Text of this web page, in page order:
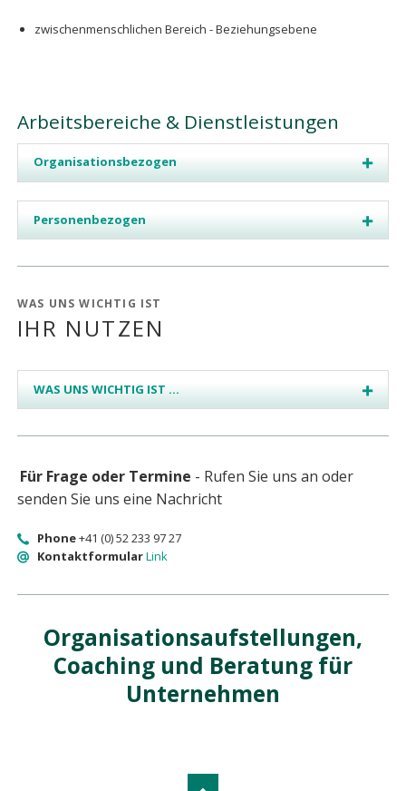
zwischenmenschlichen Bereich - Beziehungsebene
Arbeitsbereiche & Dienstleistungen
Organisationsbezogen
Personenbezogen
WAS UNS WICHTIG IST
IHR NUTZEN
WAS UNS WICHTIG IST ...
Für Frage oder Termine - Rufen Sie uns an oder
senden Sie uns eine Nachricht
Phone+41 (0) 52 233 97 27
KontaktformularLink
Organisationsaufstellungen,
Coaching und Beratung für
Unternehmen